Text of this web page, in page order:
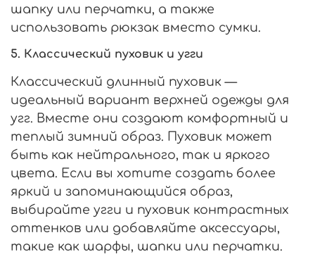
шапку или перчатки, а также
использовать рюкзак вместо сумки.
5. Классический пуховик и угги
Классический длинный пуховик —
идеальный вариант верхней одежды для
угг. Вместе они создают комфортный и
теплый зимний образ. Пуховик может
быть как нейтрального, так и яркого
цвета. Если вы хотите создать более
яркий и запоминающийся образ,
выбирайте угги и пуховик контрастных
оттенков или добавляйте аксессуары,
такие как шарфы, шапки или перчатки.